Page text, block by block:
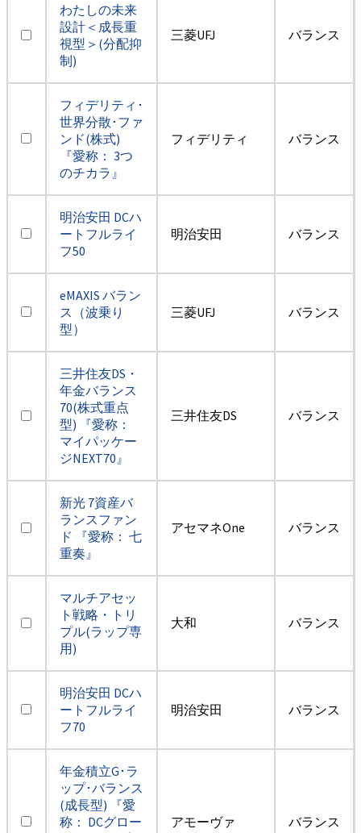
わたしの未来
設計＜成長重
視型＞(分配抑
制)
三菱UFJ バランス
フィデリティ･
世界分散･ファ
ンド(株式)
『愛称： 3つ
のチカラ』
フィデリティ バランス
明治安田 DCハ
ートフルライ
フ50
明治安田 バランス
eMAXIS バラン
ス（波乗り
型）
三菱UFJ バランス
三井住友DS・
年金バランス
70(株式重点
型) 『愛称：
マイパッケー
ジNEXT70』
三井住友DS バランス
新光 7資産バ
ランスファン
ド 『愛称： 七
重奏』
アセマネOne バランス
マルチアセッ
ト戦略・トリ
プル(ラップ専
用)
大和 バランス
明治安田 DCハ
ートフルライ
フ70
明治安田 バランス
年金積立G･ラ
ップ･バランス
(成長型) 『愛
称： DCグロー
アモーヴァ バランス